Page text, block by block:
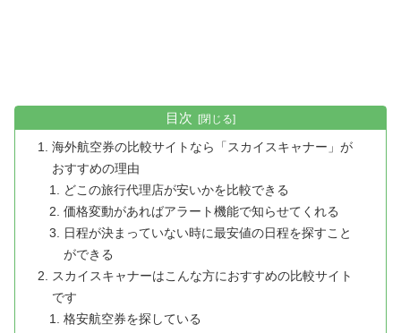
目次
海外航空券の比較サイトなら「スカイスキャナー」が
おすすめの理由
どこの旅行代理店が安いかを比較できる
価格変動があればアラート機能で知らせてくれる
日程が決まっていない時に最安値の日程を探すこと
ができる
スカイスキャナーはこんな方におすすめの比較サイト
です
格安航空券を探している